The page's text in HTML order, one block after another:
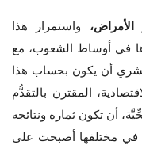
الأمراض، واستمرار هذا
في أوساط الشعوب، مع
أن يكون بحساب هذا
المقترن بالتقدُّم
أن تكون ثماره ونتائجه
مختلفها أصبحت على